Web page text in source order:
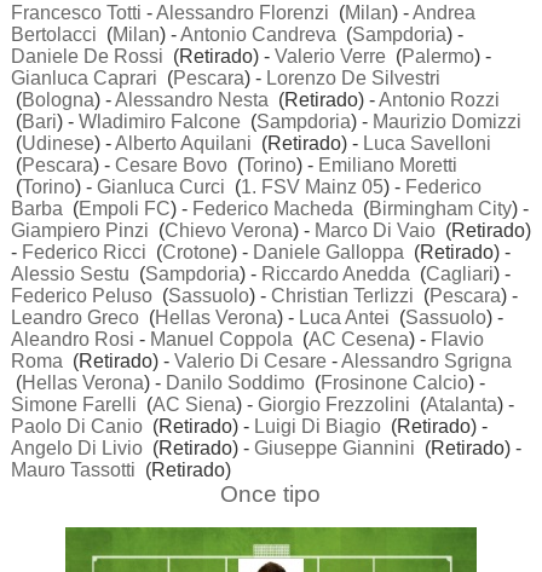
Francesco Totti -Alessandro Florenzi (Milan) -Andrea
Bertolacci (Milan) -Antonio Candreva (Sampdoria) -
Daniele De Rossi (Retirado) - Valerio Verre(Palermo) -
Gianluca Caprari (Pescara) - Lorenzo De Silvestri
(Bologna) -Alessandro Nesta (Retirado) -Antonio Rozzi
(Bari) - Wladimiro Falcone(Sampdoria) - Maurizio Domizzi
(Udinese) -Alberto Aquilani (Retirado) - Luca Savelloni
(Pescara) - Cesare Bovo(Torino) - Emiliano Moretti
(Torino) - Gianluca Curci (1. FSV Mainz 05) - Federico
Barba (Empoli FC) - Federico Macheda (Birmingham City) -
Giampiero Pinzi (Chievo Verona) - Marco Di Vaio(Retirado)
- Federico Ricci (Crotone) - Daniele Galloppa (Retirado) -
Alessio Sestu (Sampdoria) - Riccardo Anedda (Cagliari) -
Federico Peluso(Sassuolo) - Christian Terlizzi (Pescara) -
Leandro Greco(Hellas Verona) - Luca Antei (Sassuolo) -
Aleandro Rosi - Manuel Coppola (AC Cesena) - Flavio
Roma (Retirado) - Valerio Di Cesare-Alessandro Sgrigna
(Hellas Verona) - Danilo Soddimo(Frosinone Calcio) -
Simone Farelli (AC Siena) - Giorgio Frezzolini (Atalanta) -
Paolo Di Canio(Retirado) - Luigi Di Biagio(Retirado) -
Angelo Di Livio(Retirado) - Giuseppe Giannini (Retirado) -
Mauro Tassotti (Retirado)
Once tipo